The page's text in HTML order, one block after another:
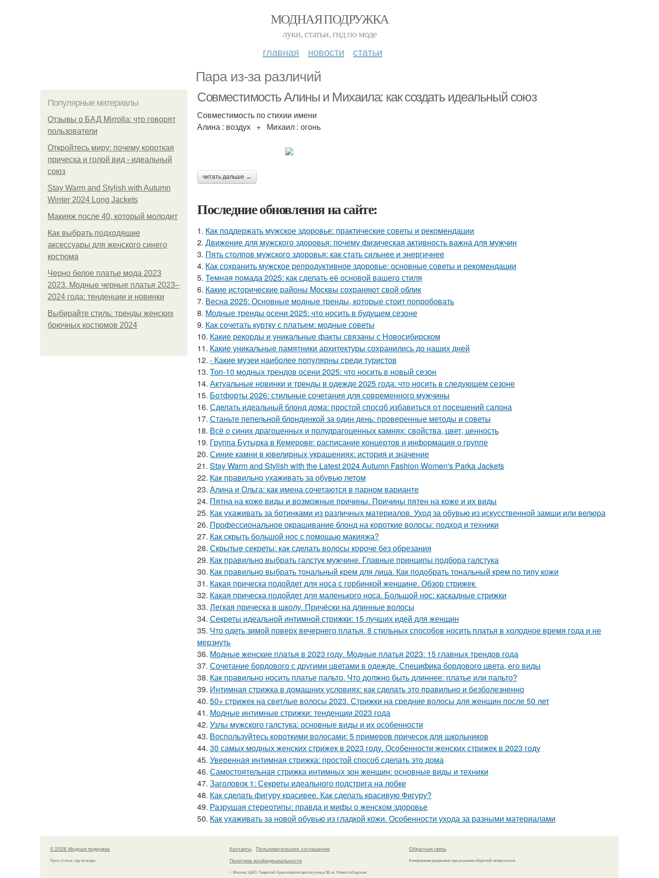
МОДНАЯ ПОДРУЖКА
луки, статьи, гид по моде
главная новости статьи
Пара из-за различий
Популярные материалы
Отзывы о БАД Mirrolla: что говорят
пользователи
Откройтесь миру: почему короткая
прическа и голой вид - идеальный
союз
Stay Warm and Stylish with Autumn
Winter 2024 Long Jackets
Макияж после 40, который молодит
Как выбрать подходящие
аксессуары для женского синего
костюма
Черно белое платье мода 2023
2023. Модные черные платья 2023–
2024 года: тенденции и новинки
Выбирайте стиль: тренды женских
брючных костюмов 2024
Совместимость Алины и Михаила: как создать идеальный союз
Совместимость по стихии имени
Алина : воздух + Михаил : огонь
читать дальше →
Последние обновления на сайте:
1. Как поддержать мужское здоровье: практические советы и рекомендации
2. Движение для мужского здоровья: почему физическая активность важна для мужчин
3. Пять столпов мужского здоровья: как стать сильнее и энергичнее
4. Как сохранить мужское репродуктивное здоровье: основные советы и рекомендации
5. Темная помада 2025: как сделать её основой вашего стиля
6. Какие исторические районы Москвы сохраняют свой облик
7. Весна 2025: Основные модные тренды, которые стоит попробовать
8. Модные тренды осени 2025: что носить в будущем сезоне
9. Как сочетать куртку с платьем: модные советы
10. Какие рекорды и уникальные факты связаны с Новосибирском
11. Какие уникальные памятники архитектуры сохранились до наших дней
12. - Какие музеи наиболее популярны среди туристов
13. Топ-10 модных трендов осени 2025: что носить в новый сезон
14. Актуальные новинки и тренды в одежде 2025 года: что носить в следующем сезоне
15. Ботфорты 2026: стильные сочетания для современного мужчины
16. Сделать идеальный блонд дома: простой способ избавиться от посещений салона
17. Станьте пепельной блондинкой за один день: проверенные методы и советы
18. Всё о синих драгоценных и полудрагоценных камнях: свойства, цвет, ценность
19. Группа Бутырка в Кемерове: расписание концертов и информация о группе
20. Синие камни в ювелирных украшениях: история и значение
21. Stay Warm and Stylish with the Latest 2024 Autumn Fashion Women's Parka Jackets
22. Как правильно ухаживать за обувью летом
23. Алина и Ольга: как имена сочетаются в парном варианте
24. Пятна на коже виды и возможные причины. Причины пятен на коже и их виды
25. Как ухаживать за ботинками из различных материалов. Уход за обувью из искусственной замши или велюра
26. Профессиональное окрашивание блонд на короткие волосы: подход и техники
27. Как скрыть большой нос с помощью макияжа?
28. Скрытые секреты: как сделать волосы короче без обрезания
29. Как правильно выбрать галстук мужчине. Главные принципы подбора галстука
30. Как правильно выбрать тональный крем для лица. Как подобрать тональный крем по типу кожи
31. Какая прическа подойдет для носа с горбинкой женщине. Обзор стрижек
32. Какая прическа подойдет для маленького носа. Большой нос: каскадные стрижки
33. Легкая прическа в школу. Причёски на длинные волосы
34. Секреты идеальной интимной стрижки: 15 лучших идей для женщин
35. Что одеть зимой поверх вечернего платья. 8 стильных способов носить платья в холодное время года и не
мерзнуть
36. Модные женские платья в 2023 году. Модные платья 2023: 15 главных трендов года
37. Сочетание бордового с другими цветами в одежде. Специфика бордового цвета, его виды
38. Как правильно носить платье пальто. Что должно быть длиннее: платье или пальто?
39. Интимная стрижка в домашних условиях: как сделать это правильно и безболезненно
40. 50+ стрижек на светлые волосы 2023. Стрижки на средние волосы для женщин после 50 лет
41. Модные интимные стрижки: тенденции 2023 года
42. Узлы мужского галстука: основные виды и их особенности
43. Воспользуйтесь короткими волосами: 5 примеров причесок для школьников
44. 30 самых модных женских стрижек в 2023 году. Особенности женских стрижек в 2023 году
45. Уверенная интимная стрижка: простой способ сделать это дома
46. Самостоятельная стрижка интимных зон женщин: основные виды и техники
47. Заголовок 1: Секреты идеального подстрига на лобке
48. Как сделать фигуру красивее. Как сделать красивую Фигуру?
49. Разрушая стереотипы: правда и мифы о женском здоровье
50. Как ухаживать за новой обувью из гладкой кожи. Особенности ухода за разными материалами
© 2026 Модная подружка
Луки, статьи, гид по моде
Контакты
Пользовательское соглашение
Политика конфидециальности
г. Москва, ЦАО, Тверской, Краснопролетарская улица 36, м. Новослободская
Обратная связь
Копирование разрешено при указании обратной гиперссылки.